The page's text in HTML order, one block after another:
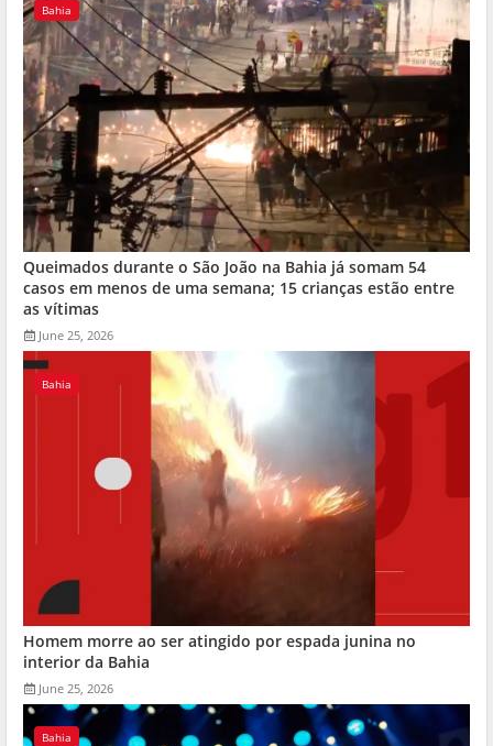
Bahia
Queimados durante o São João na Bahia já somam 54
casos em menos de uma semana; 15 crianças estão entre
as vítimas
June 25, 2026
Bahia
Homem morre ao ser atingido por espada junina no
interior da Bahia
June 25, 2026
Bahia